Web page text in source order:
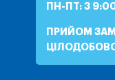
ПН-ПТ: З
ПРИЙОМ